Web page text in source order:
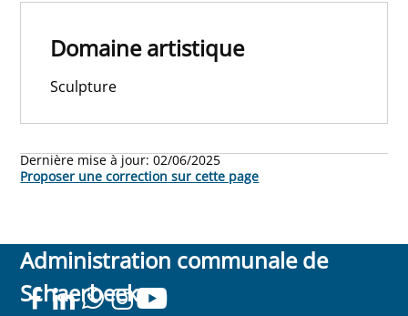
Domaine artistique
Sculpture
Dernière mise à jour:02/06/2025
Proposer une correction sur cette page
Administration communale de
Schaerbeek